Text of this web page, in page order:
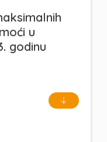
u
godinu